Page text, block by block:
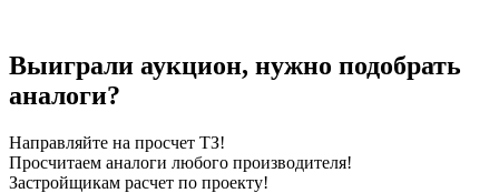
Выиграли аукцион, нужно подобрать
аналоги?
Направляйте на просчет ТЗ!
Просчитаем аналоги любого производителя!
Застройщикам расчет по проекту!